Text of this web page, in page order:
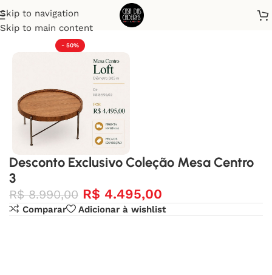
Skip to navigation
Skip to main content
Início Desconto Exclusivo
- 50%
Desconto Exclusivo Coleção Mesa Centro
3
R$8.990,00 R$ 4.495,00
Comparar Adicionar à wishlist